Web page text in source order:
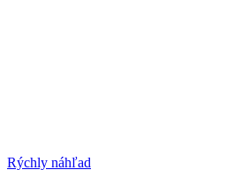
Rýchly náhľad